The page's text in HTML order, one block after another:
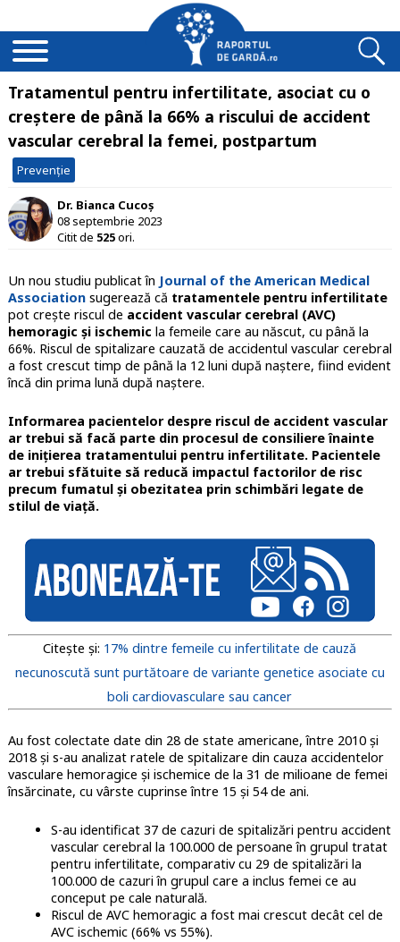
Tratamentul pentru infertilitate, asociat cu o
creștere de până la 66% a riscului de accident
vascular cerebral la femei, postpartum
Prevenție
Dr. Bianca Cucoș
08 septembrie 2023
Citit de 525ori.
Un nou studiu publicat în Journal of the American Medical
Associationsugerează că tratamentele pentru infertilitate
pot crește riscul de accident vascular cerebral (AVC)
hemoragic și ischemic la femeile care au născut, cu până la
66%. Riscul de spitalizare cauzată de accidentul vascular cerebral
a fost crescut timp de până la 12 luni după naștere, fiind evident
încă din prima lună după naștere.
Informarea pacientelor despre riscul de accident vascular
ar trebui să facă parte din procesul de consiliere înainte
de inițierea tratamentului pentru infertilitate. Pacientele
ar trebui sfătuite să reducă impactul factorilor de risc
precum fumatul și obezitatea prin schimbări legate de
stilul de viață.
Citește și: 17% dintre femeile cu infertilitate de cauză
necunoscută sunt purtătoare de variante genetice asociate cu
boli cardiovasculare sau cancer
Au fost colectate date din 28 de state americane, între 2010 și
2018 și s-au analizat ratele de spitalizare din cauza accidentelor
vasculare hemoragice și ischemice de la 31 de milioane de femei
însărcinate, cu vârste cuprinse între 15 și 54 de ani.
S-au identificat 37 de cazuri de spitalizări pentru accident
vascular cerebral la 100.000 de persoane în grupul tratat
pentru infertilitate, comparativ cu 29 de spitalizări la
100.000 de cazuri în grupul care a inclus femei ce au
conceput pe cale naturală.
Riscul de AVC hemoragic a fost mai crescut decât cel de
AVC ischemic (66% vs 55%).